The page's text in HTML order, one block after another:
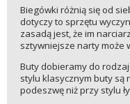
Biegówki różnią się od
dotyczy to sprzętu
zasadą jest, że im
sztywniejsze narty może
Buty dobieramy do
stylu klasycznym buty są
podeszwę niż przy stylu